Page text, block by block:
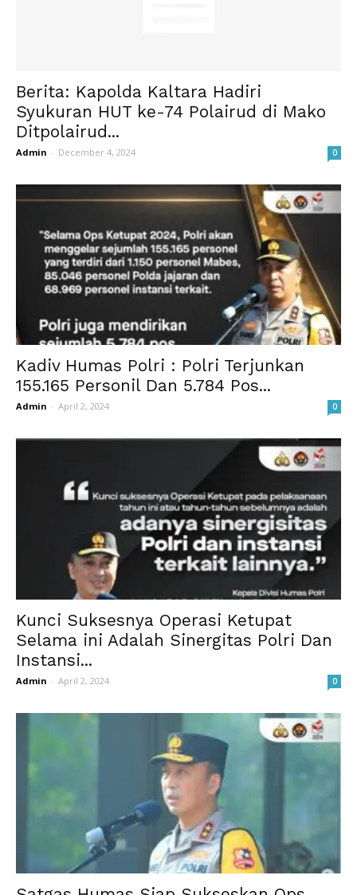
Berita: Kapolda Kaltara Hadiri
Syukuran HUT ke-74 Polairud di Mako
Ditpolairud...
Admin - December 4, 2024 0
Kadiv Humas Polri : Polri Terjunkan
155.165 Personil Dan 5.784 Pos...
Admin - April 2, 2024 0
Kunci Suksesnya Operasi Ketupat
Selama ini Adalah Sinergitas Polri Dan
Instansi...
Admin - April 2, 2024 0